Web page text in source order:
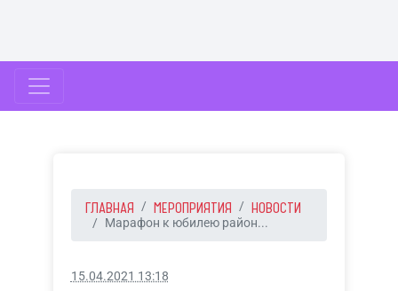
ГЛАВНАЯ МЕРОПРИЯТИЯ НОВОСТИ
Марафон к юбилею район...
15.04.2021 13:18